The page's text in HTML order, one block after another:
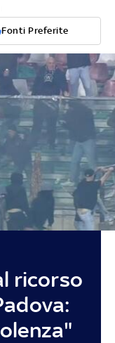
Fonti Preferite
ricorso